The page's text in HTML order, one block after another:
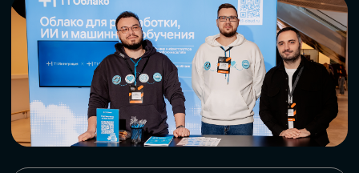
АККРЕДИТАЦИЯ
СМИ
СКАЧАТЬ ПРОГРАММУ
СТАТЬ УЧАСТНИКОМ